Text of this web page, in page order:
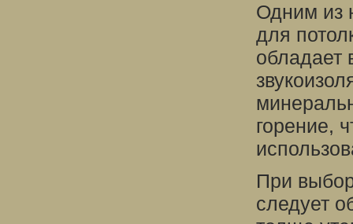
Одним из
для
обладает
горение,
При
следует